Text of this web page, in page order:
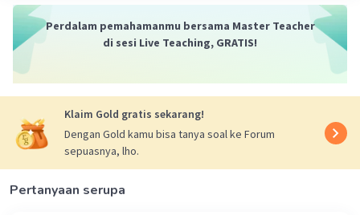
leluhur: Tindakan ini menunjukkan adanya
kebanggaan terhadap warisan budaya dan
kelompok etnis tertentu, yang merupakan
aspek dari sikap primordial.
Perdalam pemahamanmu bersama Master Teacher
di sesi Live Teaching, GRATIS!
Klaim Gold gratis sekarang!
Dengan Gold kamu bisa tanya soal ke Forum
sepuasnya, lho.
Pertanyaan serupa